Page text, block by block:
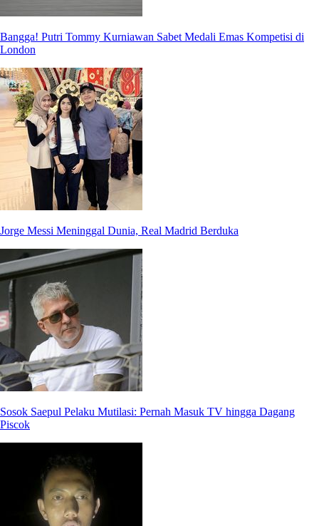
Bangga! Putri Tommy Kurniawan Sabet Medali Emas Kompetisi di
London
Jorge Messi Meninggal Dunia, Real Madrid Berduka
Sosok Saepul Pelaku Mutilasi: Pernah Masuk TV hingga Dagang
Piscok